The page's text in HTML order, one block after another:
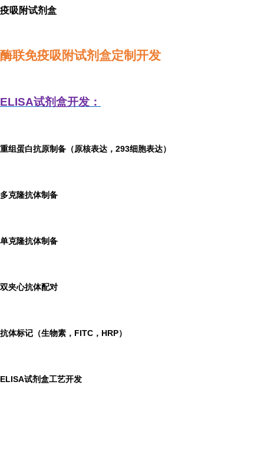
疫吸附试剂盒
酶联免疫吸附试剂盒定制开发
ELISA试剂盒开发：
重组蛋白抗原制备（原核表达，293细胞表达）
多克隆抗体制备
单克隆抗体制备
双夹心抗体配对
抗体标记（生物素，FITC，HRP）
ELISA试剂盒工艺开发